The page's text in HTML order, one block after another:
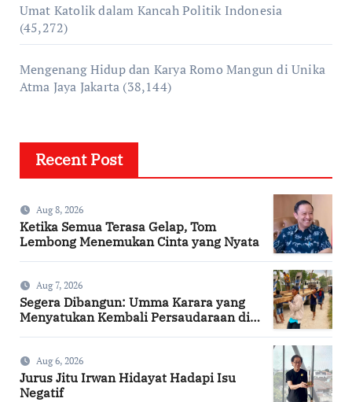
Umat Katolik dalam Kancah Politik Indonesia
(45,272)
Mengenang Hidup dan Karya Romo Mangun di Unika
Atma Jaya Jakarta (38,144)
Recent Post
Aug 8, 2026
Ketika Semua Terasa Gelap, Tom
Lembong Menemukan Cinta yang Nyata
Aug 7, 2026
Segera Dibangun: Umma Karara yang
Menyatukan Kembali Persaudaraan di
Aug 6, 2026
Jurus Jitu Irwan Hidayat Hadapi Isu
Negatif